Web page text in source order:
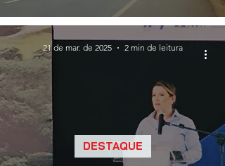
DESTAQUE
21 de mar. de 2025 2 min de leitura